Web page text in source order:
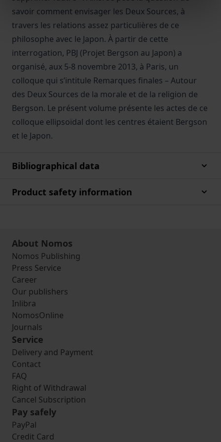
savoir comment envisager les Deux Sources, à
travers les relations assez particulières de ce
philosophe avec le Japon. À partir de cette
interrogation, PBJ (Projet Bergson au Japon) a
organisé, aux 5-8 novembre 2013, à Paris, un
colloque qui s’intitule Remarques finales – Autour
des Deux Sources de la morale et de la religion de
Bergson. Le présent volume présente les actes de ce
colloque ellipsoïdal dont les centres étaient Bergson
et le Japon.
Bibliographical data
Product safety information
About Nomos
Nomos Publishing
Press Service
Career
Our publishers
Inlibra
NomosOnline
Journals
Service
Delivery and Payment
Contact
FAQ
Right of Withdrawal
Cancel Subscription
Pay safely
PayPal
Credit Card